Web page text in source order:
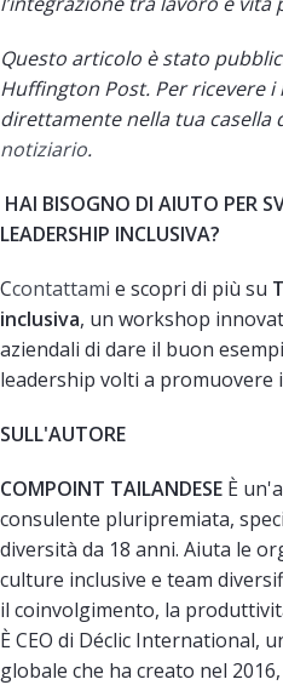
Questo articolo è stato
Huffington Post. Per ricevere
direttamente nella tua casella
notiziario.
HAI BISOGNO DI AIUTO PER
LEADERSHIP INCLUSIVA?
Ccontattami e scopri di più su
inclusiva, un workshop
aziendali di dare il buon
leadership volti a promuovere
SULL'AUTORE
COMPOINT TAILANDESE È
consulente pluripremiata,
diversità da 18 anni. Aiuta le
culture inclusive e team
il coinvolgimento, la
È CEO di Déclic International,
globale che ha creato nel